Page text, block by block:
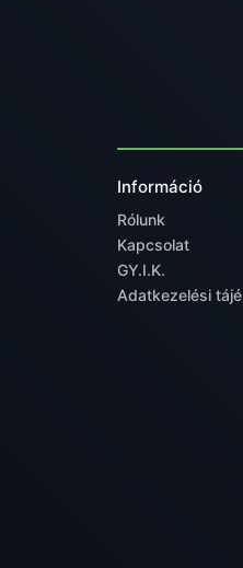
Információ
Rólunk
Kapcsolat
GY.I.K.
Adatkezelési